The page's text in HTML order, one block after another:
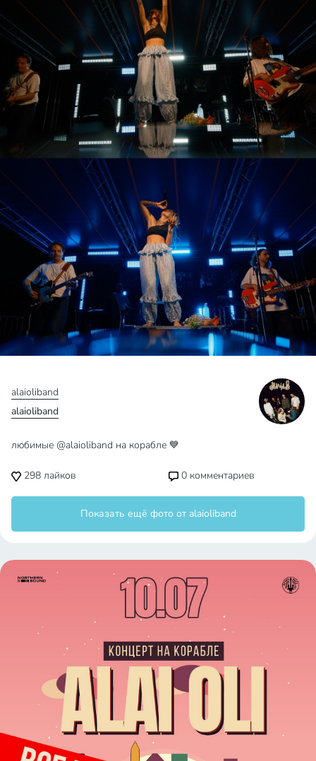
alaioliband
alaioliband
любимые @alaioliband на корабле 💙
298 лайков 0 комментариев
Показать ещё фото от alaioliband